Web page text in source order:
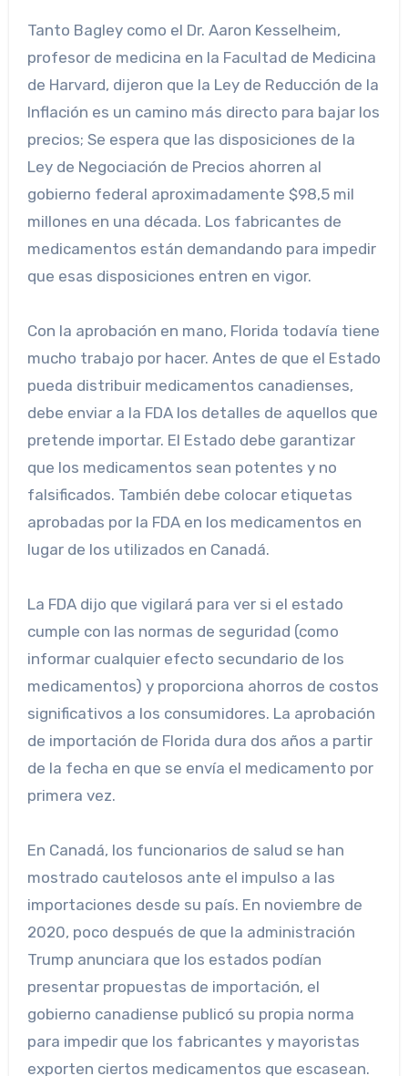
Tanto Bagley como el Dr. Aaron Kesselheim,
profesor de medicina en la Facultad de Medicina
de Harvard, dijeron que la Ley de Reducción de la
Inflación es un camino más directo para bajar los
precios; Se espera que las disposiciones de la
Ley de Negociación de Precios ahorren al
gobierno federal aproximadamente $98,5 mil
millones en una década. Los fabricantes de
medicamentos están demandando para impedir
que esas disposiciones entren en vigor.
Con la aprobación en mano, Florida todavía tiene
mucho trabajo por hacer. Antes de que el Estado
pueda distribuir medicamentos canadienses,
debe enviar a la FDA los detalles de aquellos que
pretende importar. El Estado debe garantizar
que los medicamentos sean potentes y no
falsificados. También debe colocar etiquetas
aprobadas por la FDA en los medicamentos en
lugar de los utilizados en Canadá.
La FDA dijo que vigilará para ver si el estado
cumple con las normas de seguridad (como
informar cualquier efecto secundario de los
medicamentos) y proporciona ahorros de costos
significativos a los consumidores. La aprobación
de importación de Florida dura dos años a partir
de la fecha en que se envía el medicamento por
primera vez.
En Canadá, los funcionarios de salud se han
mostrado cautelosos ante el impulso a las
importaciones desde su país. En noviembre de
2020, poco después de que la administración
Trump anunciara que los estados podían
presentar propuestas de importación, el
gobierno canadiense publicó su propia norma
para impedir que los fabricantes y mayoristas
exporten ciertos medicamentos que escasean.